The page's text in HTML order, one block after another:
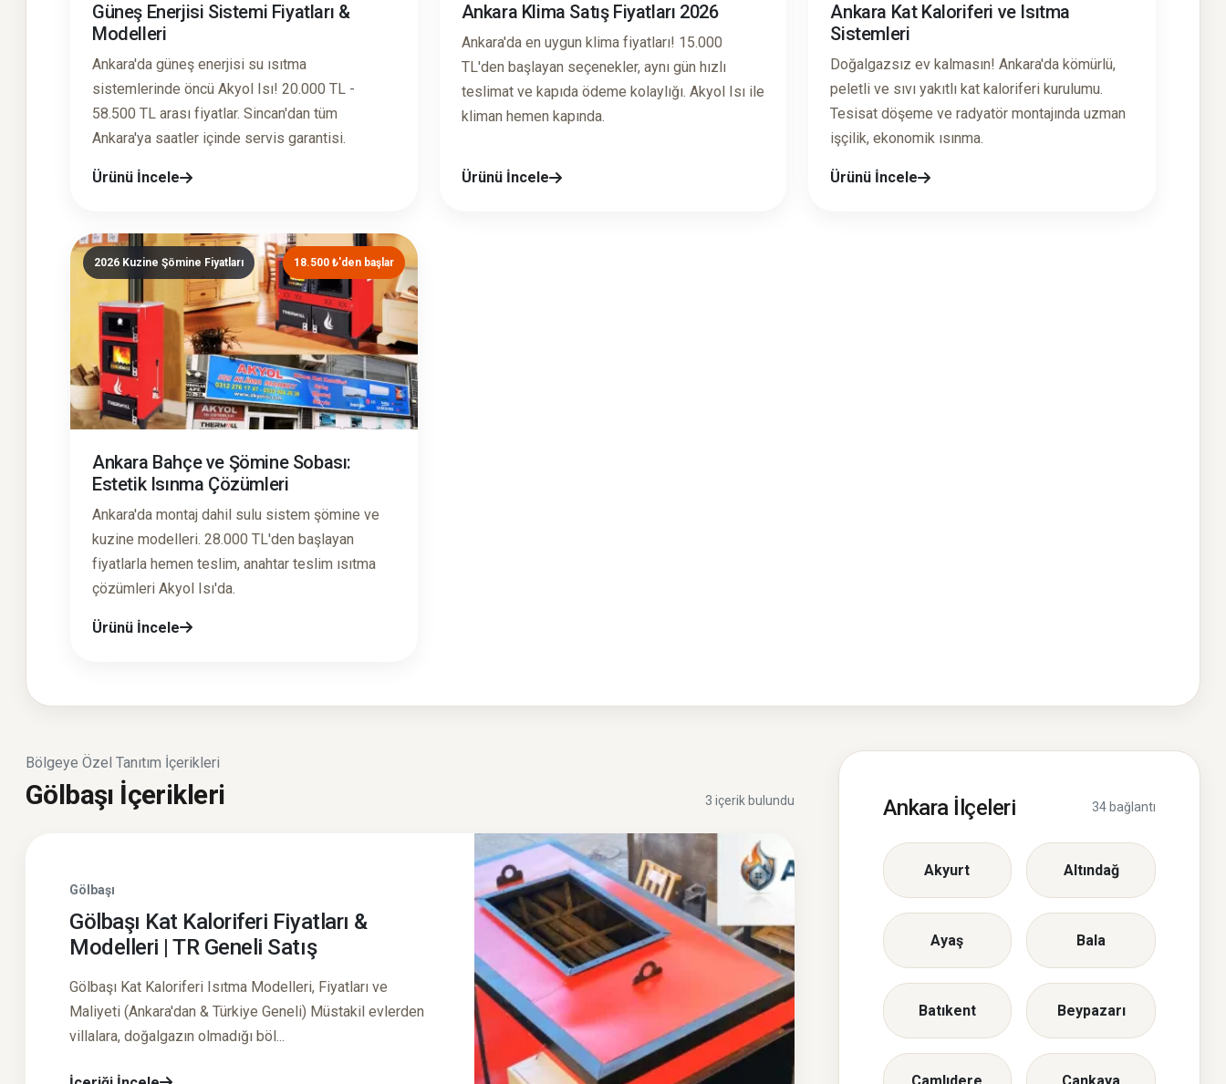
Güneş Enerjisi Sistemi Fiyatları &
Modelleri
Ankara'da güneş enerjisi su ısıtma
sistemlerinde öncü Akyol Isı! 20.000 TL -
58.500 TL arası fiyatlar. Sincan'dan tüm
Ankara'ya saatler içinde servis garantisi.
Ürünü İncele
Ankara Klima Satış Fiyatları 2026
Ankara'da en uygun klima fiyatları! 15.000
TL'den başlayan seçenekler, aynı gün hızlı
teslimat ve kapıda ödeme kolaylığı. Akyol Isı ile
kliman hemen kapında.
Ürünü İncele
Ankara Kat Kaloriferi ve Isıtma
Sistemleri
Doğalgazsız ev kalmasın! Ankara'da kömürlü,
peletli ve sıvı yakıtlı kat kaloriferi kurulumu.
Tesisat döşeme ve radyatör montajında uzman
işçilik, ekonomik ısınma.
Ürünü İncele
2026 Kuzine Şömine Fiyatları 18.500 ₺'den başlar
Ankara Bahçe ve Şömine Sobası:
Estetik Isınma Çözümleri
Ankara'da montaj dahil sulu sistem şömine ve
kuzine modelleri. 28.000 TL'den başlayan
fiyatlarla hemen teslim, anahtar teslim ısıtma
çözümleri Akyol Isı'da.
Ürünü İncele
Bölgeye Özel Tanıtım İçerikleri
Gölbaşı İçerikleri 3 içerik bulundu
Gölbaşı
Gölbaşı Kat Kaloriferi Fiyatları &
Modelleri | TR Geneli Satış
Gölbaşı Kat Kaloriferi Isıtma Modelleri, Fiyatları ve
Maliyeti (Ankara'dan & Türkiye Geneli) Müstakil evlerden
villalara, doğalgazın olmadığı böl...
Ankara İlçeleri 34 bağlantı
Akyurt Altındağ
Ayaş Bala
Batıkent Beypazarı